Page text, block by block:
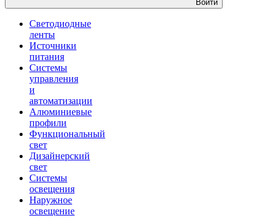
Войти
Светодиодные
ленты
Источники
питания
Системы
управления
и
автоматизации
Алюминиевые
профили
Функциональный
свет
Дизайнерский
свет
Системы
освещения
Наружное
освещение